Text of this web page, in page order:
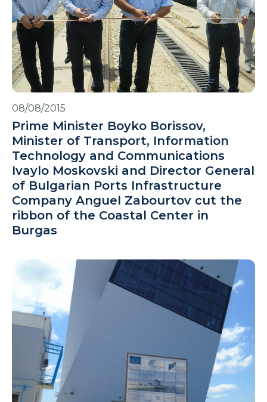
08/08/2015
Prime Minister Boyko Borissov,
Minister of Transport, Information
Technology and Communications
Ivaylo Moskovski and Director General
of Bulgarian Ports Infrastructure
Company Anguel Zabourtov cut the
ribbon of the Coastal Center in
Burgas